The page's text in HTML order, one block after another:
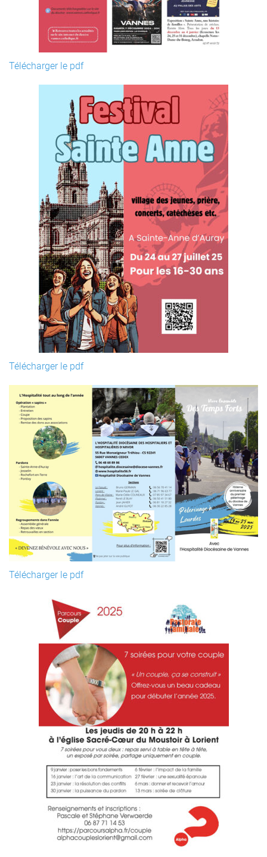
Télécharger le pdf
Télécharger le pdf
Télécharger le pdf